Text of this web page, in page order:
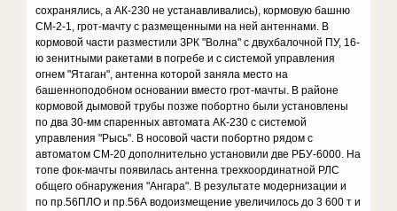
сохранялись, а АК-230 не устанавливались), кормовую башню
СМ-2-1, грот-мачту с размещенными на ней антеннами. В
кормовой части разместили ЗРК "Волна" с двухбалочной ПУ, 16-
ю зенитными ракетами в погребе и с системой управления
огнем "Ятаган", антенна которой заняла место на
башенноподобном основании вместо грот-мачты. В районе
кормовой дымовой трубы позже побортно были установлены
по два 30-мм спаренных автомата АК-230 с системой
управления "Рысь". В носовой части побортно рядом с
автоматом СМ-20 дополнительно установили две РБУ-6000. На
топе фок-мачты появилась антенна трехкоординатной РЛС
общего обнаружения "Ангара". В результате модернизации и
по пр.56ПЛО и пр.56А водоизмещение увеличилось до 3 600 т и